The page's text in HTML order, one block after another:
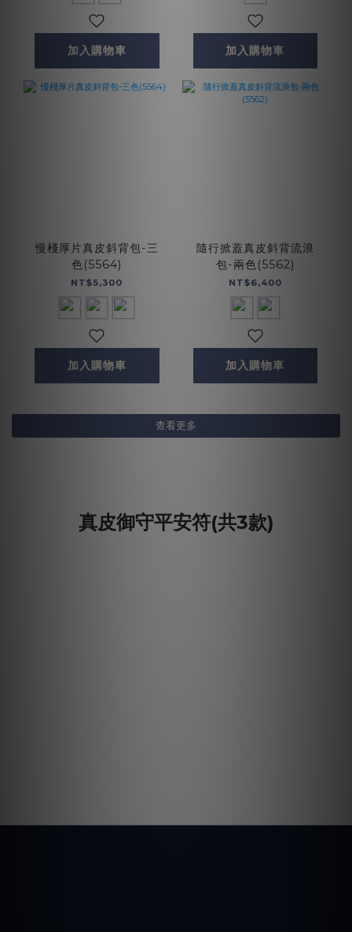
加入購物車 加入購物車
慢棧厚片真皮斜背包-三
色(5564)
NT$5,300
加入購物車
隨行掀蓋真皮斜背流浪
包-兩色(5562)
NT$6,400
加入購物車
查看更多
真皮御守平安符(共3款)